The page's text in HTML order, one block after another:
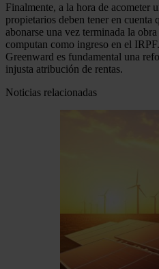
Finalmente, a la hora de acometer
propietarios deben tener en cuenta
abonarse una vez terminada la
computan como ingreso en el
Greenward es fundamental una
injusta atribución de rentas.
Noticias relacionadas